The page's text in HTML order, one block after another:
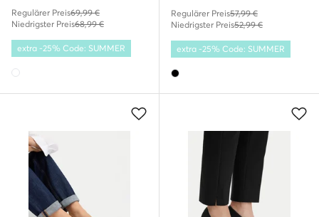
Regulärer Preis69,99 €
Niedrigster Preis68,99 €
extra -25% Code: SUMMER
Regulärer Preis57,99 €
Niedrigster Preis52,99 €
extra -25% Code: SUMMER